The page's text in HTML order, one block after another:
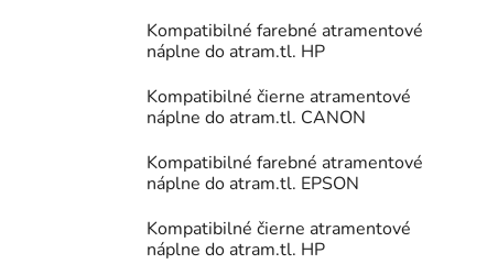
Kompatibilné farebné atramentové
náplne do atram.tl. HP
Kompatibilné čierne atramentové
náplne do atram.tl. CANON
Kompatibilné farebné atramentové
náplne do atram.tl. EPSON
Kompatibilné čierne atramentové
náplne do atram.tl. HP